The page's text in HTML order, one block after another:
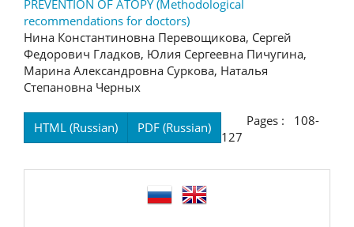
PREVENTION OF ATOPY (Methodological
recommendations for doctors)
Нина Константиновна Перевощикова, Сергей
Федорович Гладков, Юлия Сергеевна Пичугина,
Марина Александровна Суркова, Наталья
Степановна Черных
HTML (Russian) PDF (Russian)
Pages : 108-
127